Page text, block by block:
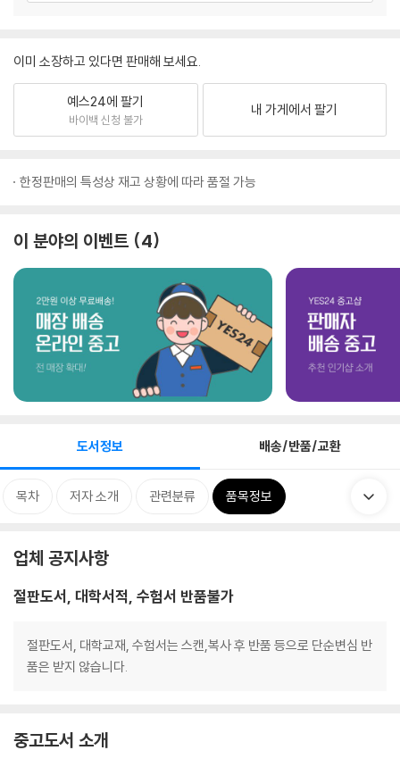
이미 소장하고 있다면 판매해 보세요.
예스24에 팔기
바이백 신청 불가
내 가게에서 팔기
한정판매의 특성상 재고 상황에 따라 품절 가능
이 분야의 이벤트 4
도서정보 배송/반품/교환
목차 저자 소개 관련분류 품목정보
업체 공지사항
절판도서, 대학서적, 수험서 반품불가
절판도서, 대학교재, 수험서는 스캔,복사 후 반품 등으로 단순변심 반
품은 받지 않습니다.
중고도서 소개